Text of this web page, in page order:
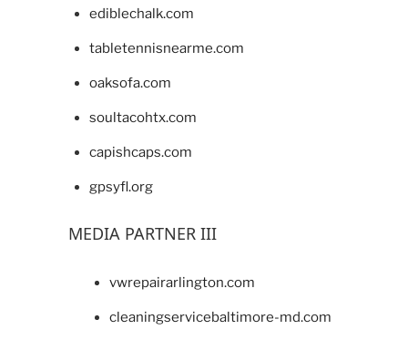
ediblechalk.com
tabletennisnearme.com
oaksofa.com
soultacohtx.com
capishcaps.com
gpsyfl.org
MEDIA PARTNER III
vwrepairarlington.com
cleaningservicebaltimore-md.com